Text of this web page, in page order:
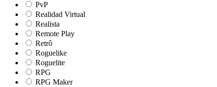
PvP
Realidad Virtual
Realista
Remote Play
Retrô
Roguelike
Roguelite
RPG
RPG Maker